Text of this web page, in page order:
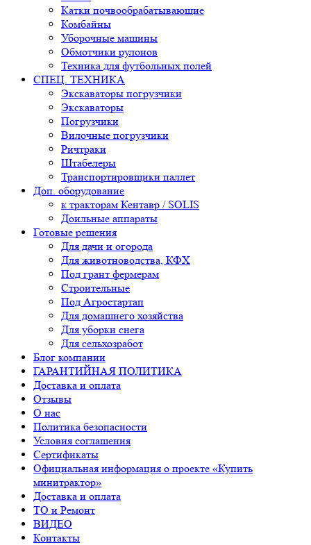
Катки почвообрабатывающие
Комбайны
Уборочные машины
Обмотчики рулонов
Техника для футбольных полей
СПЕЦ. ТЕХНИКА
Экскаваторы погрузчики
Экскаваторы
Погрузчики
Вилочные погрузчики
Ричтраки
Штабелеры
Транспортировщики паллет
Доп. оборудование
к тракторам Кентавр / SOLIS
Доильные аппараты
Готовые решения
Для дачи и огорода
Для животноводства, КФХ
Под грант фермерам
Строительные
Под Агростартап
Для домашнего хозяйства
Для уборки снега
Для сельхозработ
Блог компании
ГАРАНТИЙНАЯ ПОЛИТИКА
Доставка и оплата
Отзывы
О нас
Политика безопасности
Условия соглашения
Сертификаты
Официальная информация о проекте «Купить
минитрактор»
Доставка и оплата
ТО и Ремонт
ВИДЕО
Контакты